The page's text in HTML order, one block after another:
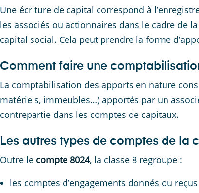
Une écriture de capital correspond à
les associés ou actionnaires dans le cadre de
capital social. Cela peut prendre la forme
Comment faire une
La comptabilisation des apports en nature
matériels, immeubles…) apportés par un
contrepartie dans les comptes de capitaux.
Les autres types de comptes de la
Outre le compte 8024, la classe 8 regroupe :
les comptes d’engagements donnés ou